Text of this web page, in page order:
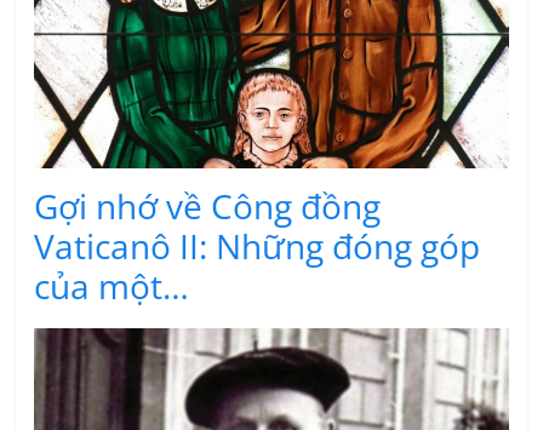
Gợi nhớ về Công đồng
Vaticanô II: Những đóng góp
của một…